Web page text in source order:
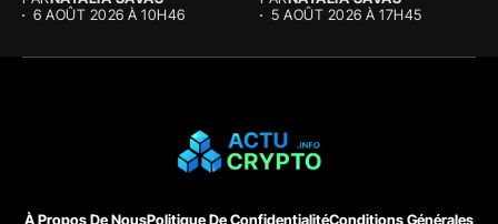
6 AOÛT 2026 À 10H46
5 AOÛT 2026 À 17H45
À Propos De NousPolitique De ConfidentialitéConditions Générales